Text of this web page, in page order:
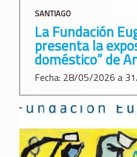
SANTIAGO
La Fundación
presenta la
doméstico” de
Fecha: 28/05/2026 a